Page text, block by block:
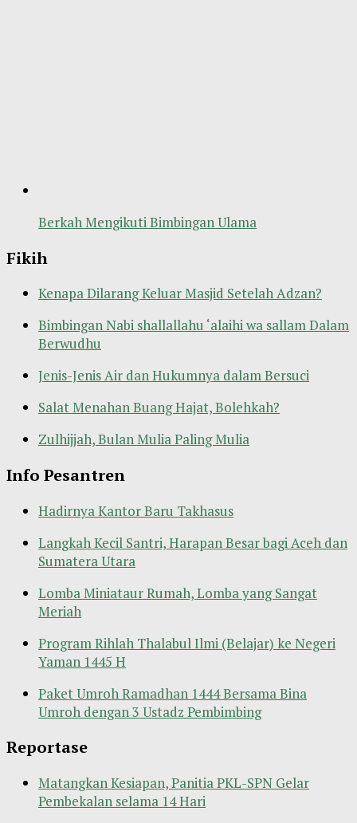
Berkah Mengikuti Bimbingan Ulama
Fikih
Kenapa Dilarang Keluar Masjid Setelah Adzan?
Bimbingan Nabi shallallahu ‘alaihi wa sallam Dalam
Berwudhu
Jenis-Jenis Air dan Hukumnya dalam Bersuci
Salat Menahan Buang Hajat, Bolehkah?
Zulhijjah, Bulan Mulia Paling Mulia
Info Pesantren
Hadirnya Kantor Baru Takhasus
Langkah Kecil Santri, Harapan Besar bagi Aceh dan
Sumatera Utara
Lomba Miniataur Rumah, Lomba yang Sangat
Meriah
Program Rihlah Thalabul Ilmi (Belajar) ke Negeri
Yaman 1445 H
Paket Umroh Ramadhan 1444 Bersama Bina
Umroh dengan 3 Ustadz Pembimbing
Reportase
Matangkan Kesiapan, Panitia PKL-SPN Gelar
Pembekalan selama 14 Hari